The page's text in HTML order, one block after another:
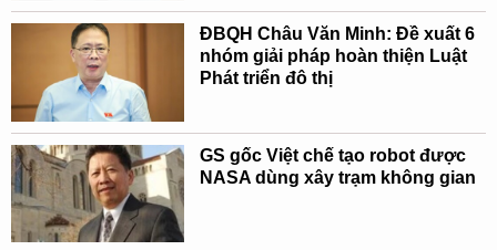
ĐBQH Châu Văn Minh: Đề xuất 6
nhóm giải pháp hoàn thiện Luật
Phát triển đô thị
GS gốc Việt chế tạo robot được
NASA dùng xây trạm không gian